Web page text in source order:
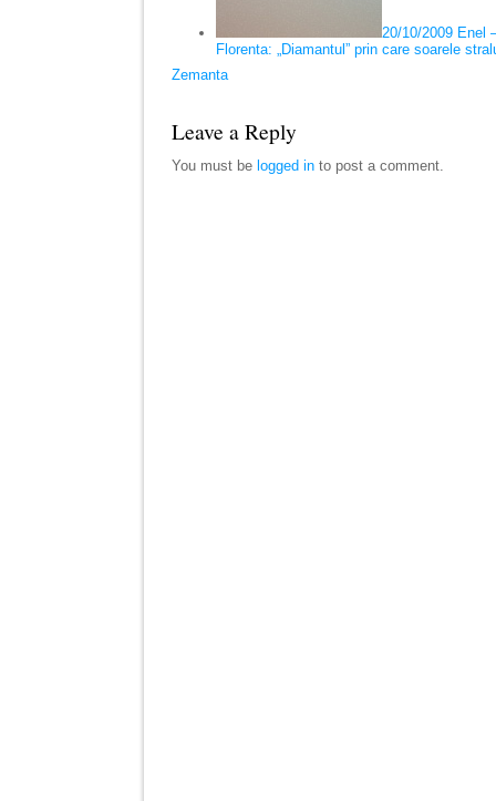
20/10/2009 Enel
Florenta: „Diamantul” prin care soarele
Zemanta
Leave a Reply
You must be logged in to post a comment.